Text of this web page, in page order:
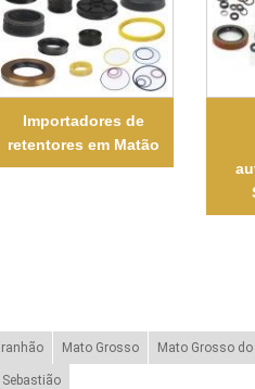
Importadores de
retentores em Matão
Mato Grosso Mato Grosso do
Sebastião